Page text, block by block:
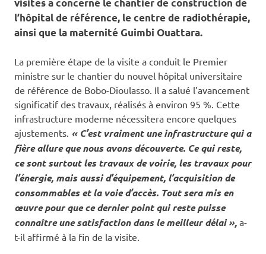
visites a concerné le chantier de construction de
l’hôpital de référence, le centre de radiothérapie,
ainsi que la maternité Guimbi Ouattara.
La première étape de la visite a conduit le Premier
ministre sur le chantier du nouvel hôpital universitaire
de référence de Bobo-Dioulasso. Il a salué l’avancement
significatif des travaux, réalisés à environ 95 %. Cette
infrastructure moderne nécessitera encore quelques
ajustements. « C’est vraiment une infrastructure qui a
fière allure que nous avons découverte. Ce qui reste,
ce sont surtout les travaux de voirie, les travaux pour
l’énergie, mais aussi d’équipement, l’acquisition de
consommables et la voie d’accès. Tout sera mis en
œuvre pour que ce dernier point qui reste puisse
connaître une satisfaction dans le meilleur délai », a-
t-il affirmé à la fin de la visite.